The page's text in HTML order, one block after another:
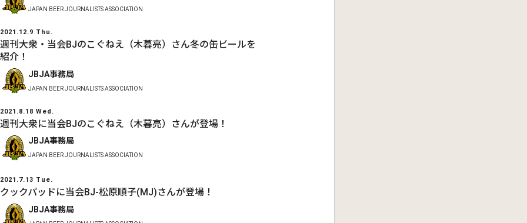
JAPAN BEER JOURNALISTS ASSOCIATION
2021.12.9 Thu.
週刊大衆・当会BJのこぐねえ（木暮亮）さん冬の缶ビールを
紹介！
JBJA事務局
JAPAN BEER JOURNALISTS ASSOCIATION
2021.8.18 Wed.
週刊大衆に当会BJのこぐねえ（木暮亮）さんが登場！
JBJA事務局
JAPAN BEER JOURNALISTS ASSOCIATION
2021.7.13 Tue.
クックパッドに当会BJ-松原順子(MJ)さんが登場！
JBJA事務局